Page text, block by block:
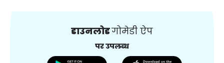
डाउनलोडगोमेडी ऐप
पर उपलब्ध